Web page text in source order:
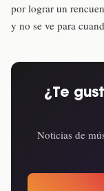
por lograr un
y no se ve para
¿Te
Noticias de